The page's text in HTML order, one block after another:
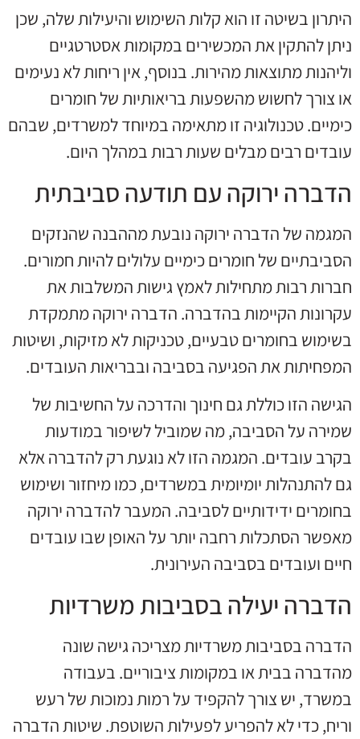
היתרון בשיטה זו הוא קלות השימוש והיעילות שלה, שכן
ניתן להתקין את המכשירים במקומות אסטרטגיים
וליהנות מתוצאות מהירות. בנוסף, אין ריחות לא נעימים
או צורך לחשוש מהשפעות בריאותיות של חומרים
כימיים. טכנולוגיה זו מתאימה במיוחד למשרדים, שבהם
עובדים רבים מבלים שעות רבות במהלך היום.
הדברה ירוקה עם תודעה סביבתית
המגמה של הדברה ירוקה נובעת מההבנה שהנזקים
הסביבתיים של חומרים כימיים עלולים להיות חמורים.
חברות רבות מתחילות לאמץ גישות המשלבות את
עקרונות הקיימות בהדברה. הדברה ירוקה מתמקדת
בשימוש בחומרים טבעיים, טכניקות לא מזיקות, ושיטות
המפחיתות את הפגיעה בסביבה ובבריאות העובדים.
הגישה הזו כוללת גם חינוך והדרכה על החשיבות של
שמירה על הסביבה, מה שמוביל לשיפור במודעות
בקרב עובדים. המגמה הזו לא נוגעת רק להדברה אלא
גם להתנהלות יומיומית במשרדים, כמו מיחזור ושימוש
בחומרים ידידותיים לסביבה. המעבר להדברה ירוקה
מאפשר הסתכלות רחבה יותר על האופן שבו עובדים
חיים ועובדים בסביבה העירונית.
הדברה יעילה בסביבות משרדיות
הדברה בסביבות משרדיות מצריכה גישה שונה
מהדברה בבית או במקומות ציבוריים. בעבודה
במשרד, יש צורך להקפיד על רמות נמוכות של רעש
וריח, כדי לא להפריע לפעילות השוטפת. שיטות הדברה